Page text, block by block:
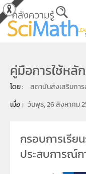
Skip to main
คู่มือการใช้หลั
โดย :
สถาบันส่งเสริมการ
เมื่อ : วันพุธ, 26 สิงหาคม
กรอบการเรีย
ประสบการณ์ก